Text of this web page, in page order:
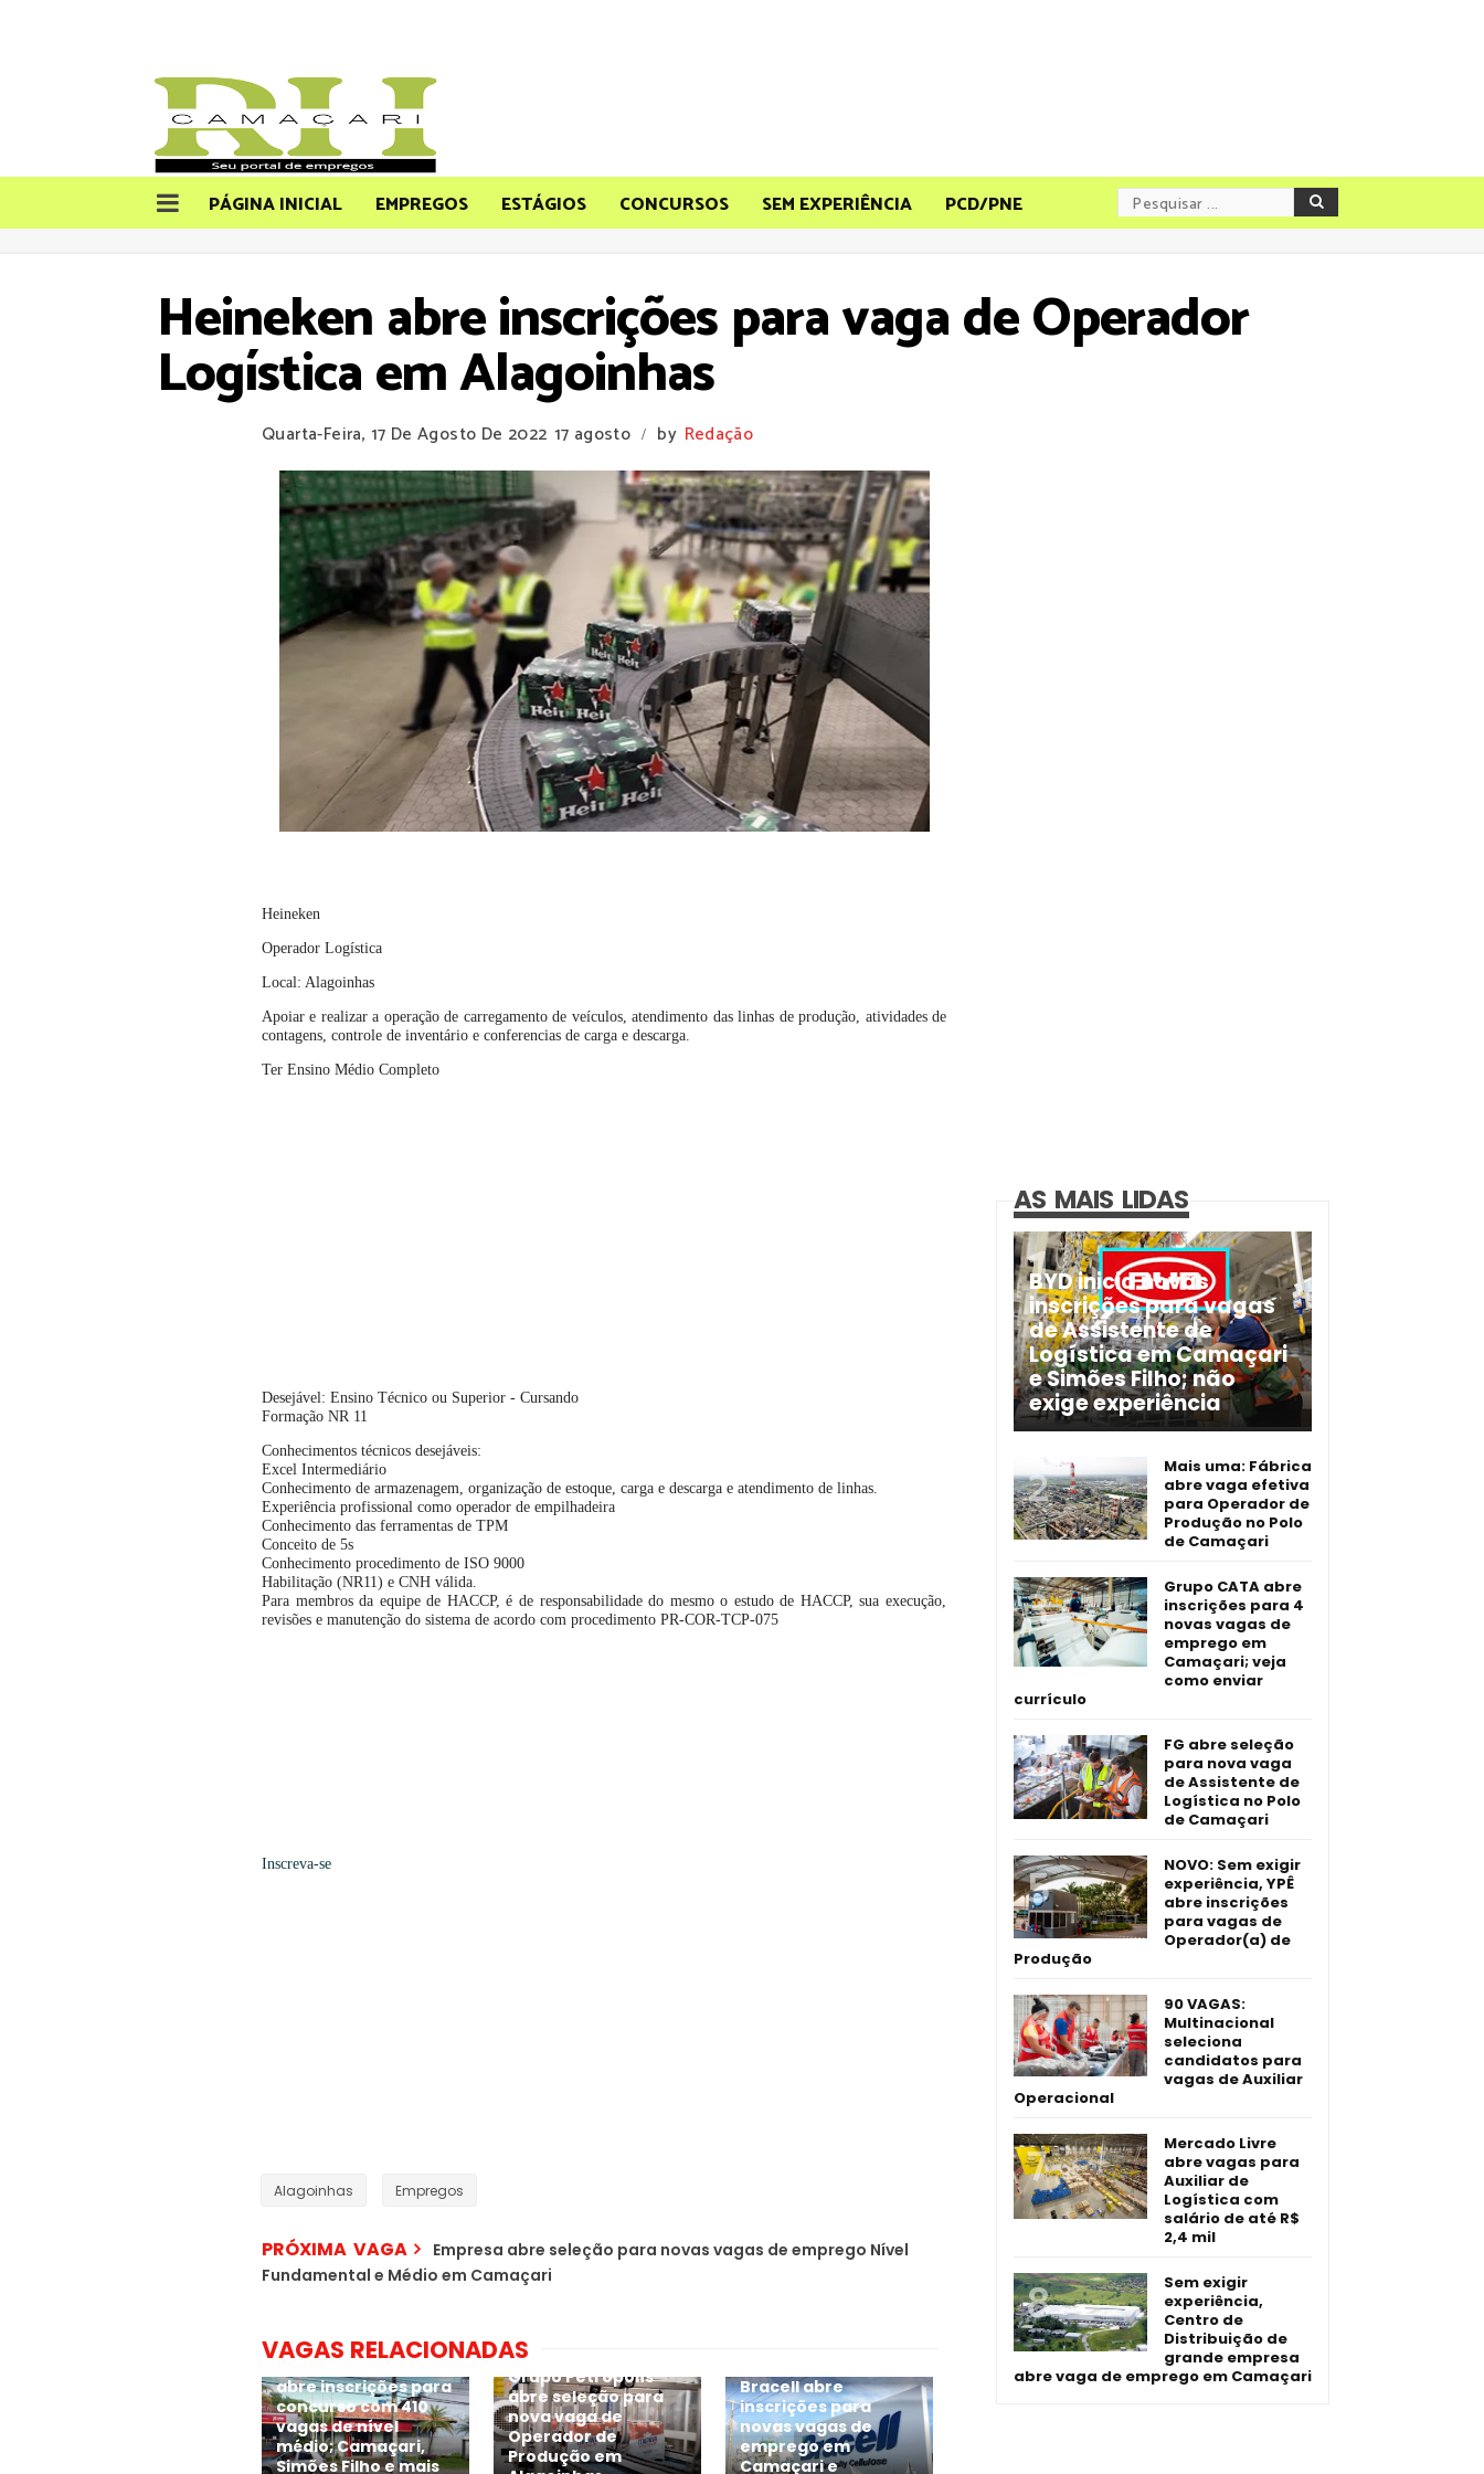
PÁGINA INICIAL EMPREGOS ESTÁGIOS CONCURSOS SEM EXPERIÊNCIA PCD/PNE
Heineken abre inscrições para vaga de Operador
Logística em Alagoinhas
Quarta-Feira, 17 De Agosto De 2022 17 agosto / by Redação
Heineken
Operador Logística
Local: Alagoinhas
Apoiar e realizar a operação de carregamento de veículos, atendimento das linhas de produção, atividades de
contagens, controle de inventário e conferencias de carga e descarga.
Ter Ensino Médio Completo
Desejável: Ensino Técnico ou Superior - Cursando
Formação NR 11
Conhecimentos técnicos desejáveis:
Excel Intermediário
Conhecimento de armazenagem, organização de estoque, carga e descarga e atendimento de linhas.
Experiência profissional como operador de empilhadeira
Conhecimento das ferramentas de TPM
Conceito de 5s
Conhecimento procedimento de ISO 9000
Habilitação (NR11) e CNH válida.
Para membros da equipe de HACCP, é de responsabilidade do mesmo o estudo de HACCP, sua execução,
revisões e manutenção do sistema de acordo com procedimento PR-COR-TCP-075
Inscreva-se
Alagoinhas Empregos
PRÓXIMA VAGA
Empresa abre seleção para novas vagas de emprego Nível
Fundamental e Médio em Camaçari
VAGAS RELACIONADAS
Salário até R$ 3,7 mil:
abre inscrições para
concurso com 410
vagas de nível
médio; Camaçari,
Simões Filho e mais
Grupo Petropolís
abre seleção para
nova vaga de
Operador de
Produção em
Bracell abre
inscrições para
novas vagas de
emprego em
Camaçari e
AS MAIS LIDAS
BYD inicia novas
inscrições para vagas
de Assistente de
Logística em Camaçari
e Simões Filho; não
exige experiência
Mais uma: Fábrica
abre vaga efetiva
para Operador de
Produção no Polo
de Camaçari
Grupo CATA abre
inscrições para 4
novas vagas de
emprego em
Camaçari; veja
como enviar
currículo
FG abre seleção
para nova vaga
de Assistente de
Logística no Polo
de Camaçari
NOVO: Sem exigir
experiência, YPÊ
abre inscrições
para vagas de
Operador(a) de
Produção
90 VAGAS:
Multinacional
seleciona
candidatos para
vagas de Auxiliar
Operacional
Mercado Livre
abre vagas para
Auxiliar de
Logística com
salário de até R$
2,4 mil
Sem exigir
experiência,
Centro de
Distribuição de
grande empresa
abre vaga de emprego em Camaçari